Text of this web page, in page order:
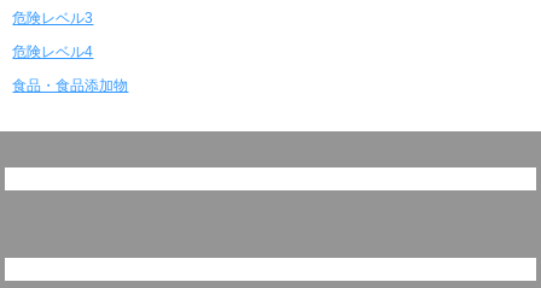
危険レベル3
危険レベル4
食品・食品添加物